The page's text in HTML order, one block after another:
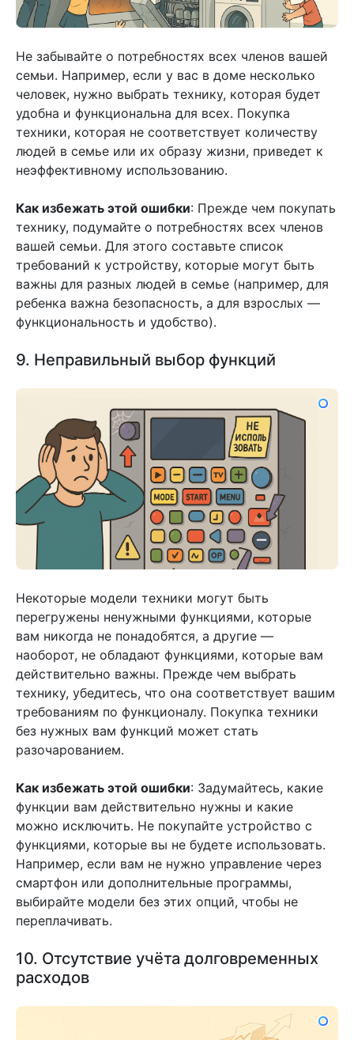
Не забывайте о потребностях всех членов вашей
семьи. Например, если у вас в доме несколько
человек, нужно выбрать технику, которая будет
удобна и функциональна для всех. Покупка
техники, которая не соответствует количеству
людей в семье или их образу жизни, приведет к
неэффективному использованию.
Как избежать этой ошибки: Прежде чем покупать
технику, подумайте о потребностях всех членов
вашей семьи. Для этого составьте список
требований к устройству, которые могут быть
важны для разных людей в семье (например, для
ребенка важна безопасность, а для взрослых —
функциональность и удобство).
9. Неправильный выбор функций
Некоторые модели техники могут быть
перегружены ненужными функциями, которые
вам никогда не понадобятся, а другие —
наоборот, не обладают функциями, которые вам
действительно важны. Прежде чем выбрать
технику, убедитесь, что она соответствует вашим
требованиям по функционалу. Покупка техники
без нужных вам функций может стать
разочарованием.
Как избежать этой ошибки: Задумайтесь, какие
функции вам действительно нужны и какие
можно исключить. Не покупайте устройство с
функциями, которые вы не будете использовать.
Например, если вам не нужно управление через
смартфон или дополнительные программы,
выбирайте модели без этих опций, чтобы не
переплачивать.
10. Отсутствие учёта долговременных
расходов